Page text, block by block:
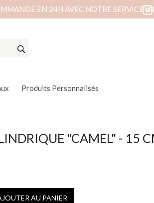
EN 24H AVEC NOTRE SERVICE
Produits Personnalisés
"CAMEL" - 15
AU PANIER